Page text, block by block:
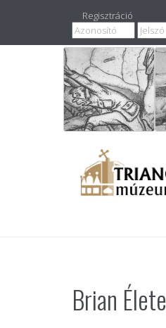
Regisztráció
Brian Élete